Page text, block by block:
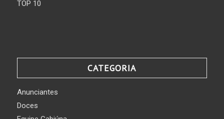
TOP 10
CATEGORIA
Anunciantes
Doces